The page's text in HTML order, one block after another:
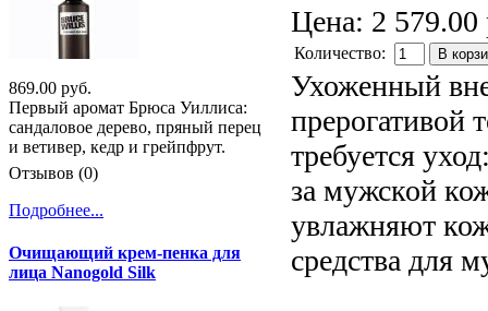
Цена: 2 579.00
Количество: В
Ухоженный
требуется
за мужской
увлажняют
средства для
869.00 руб.
Первый аромат Брюса Уиллиса:
сандаловое дерево, пряный перец
и ветивер, кедр и грейпфрут.
Отзывов (0)
Подробнее...
Очищающий крем-пенка для
лица Nanogold Silk